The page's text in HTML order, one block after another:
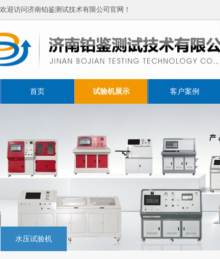
欢迎访问济南铂鉴测试技术有限公司官网！
首页 试验机展示 客户案例
水压试验机